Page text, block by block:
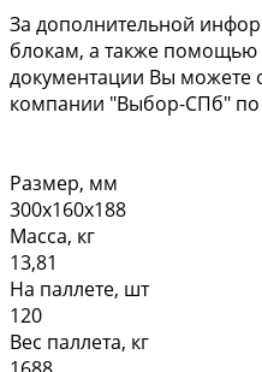
За дополнительной
блокам, а также
документации Вы можете
компании "Выбор-СПб" по
Размер, мм
300x160x188
Масса, кг
13,81
На паллете, шт
120
Вес паллета, кг